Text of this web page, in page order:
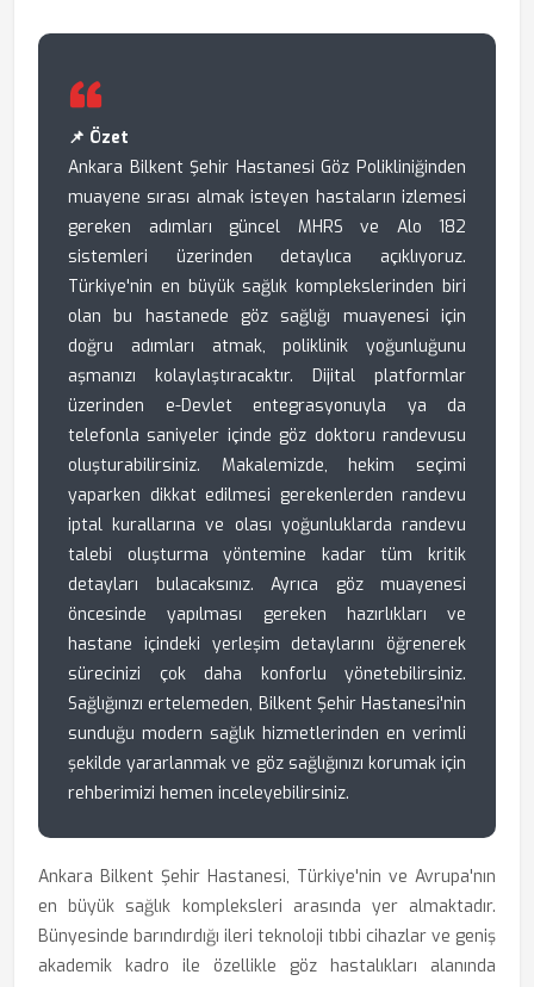
📌 Özet
Ankara Bilkent Şehir Hastanesi Göz Polikliniğinden
muayene sırası almak isteyen hastaların izlemesi
gereken adımları güncel MHRS ve Alo 182
sistemleri üzerinden detaylıca açıklıyoruz.
Türkiye'nin en büyük sağlık komplekslerinden biri
olan bu hastanede göz sağlığı muayenesi için
doğru adımları atmak, poliklinik yoğunluğunu
aşmanızı kolaylaştıracaktır. Dijital platformlar
üzerinden e-Devlet entegrasyonuyla ya da
telefonla saniyeler içinde göz doktoru randevusu
oluşturabilirsiniz. Makalemizde, hekim seçimi
yaparken dikkat edilmesi gerekenlerden randevu
iptal kurallarına ve olası yoğunluklarda randevu
talebi oluşturma yöntemine kadar tüm kritik
detayları bulacaksınız. Ayrıca göz muayenesi
öncesinde yapılması gereken hazırlıkları ve
hastane içindeki yerleşim detaylarını öğrenerek
sürecinizi çok daha konforlu yönetebilirsiniz.
Sağlığınızı ertelemeden, Bilkent Şehir Hastanesi'nin
sunduğu modern sağlık hizmetlerinden en verimli
şekilde yararlanmak ve göz sağlığınızı korumak için
rehberimizi hemen inceleyebilirsiniz.
Ankara Bilkent Şehir Hastanesi, Türkiye'nin ve Avrupa'nın
en büyük sağlık kompleksleri arasında yer almaktadır.
Bünyesinde barındırdığı ileri teknoloji tıbbi cihazlar ve geniş
akademik kadro ile özellikle göz hastalıkları alanında